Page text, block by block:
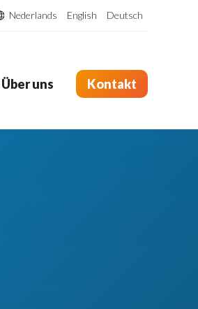
Nederlands English Deutsch
Über uns Kontakt